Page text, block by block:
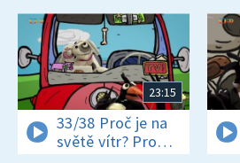
23:15
33/38 Proč je na
světě vítr? Proč